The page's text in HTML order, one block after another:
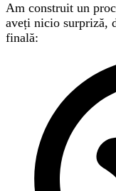
Am construit un
aveți nicio surpriză,
finală: